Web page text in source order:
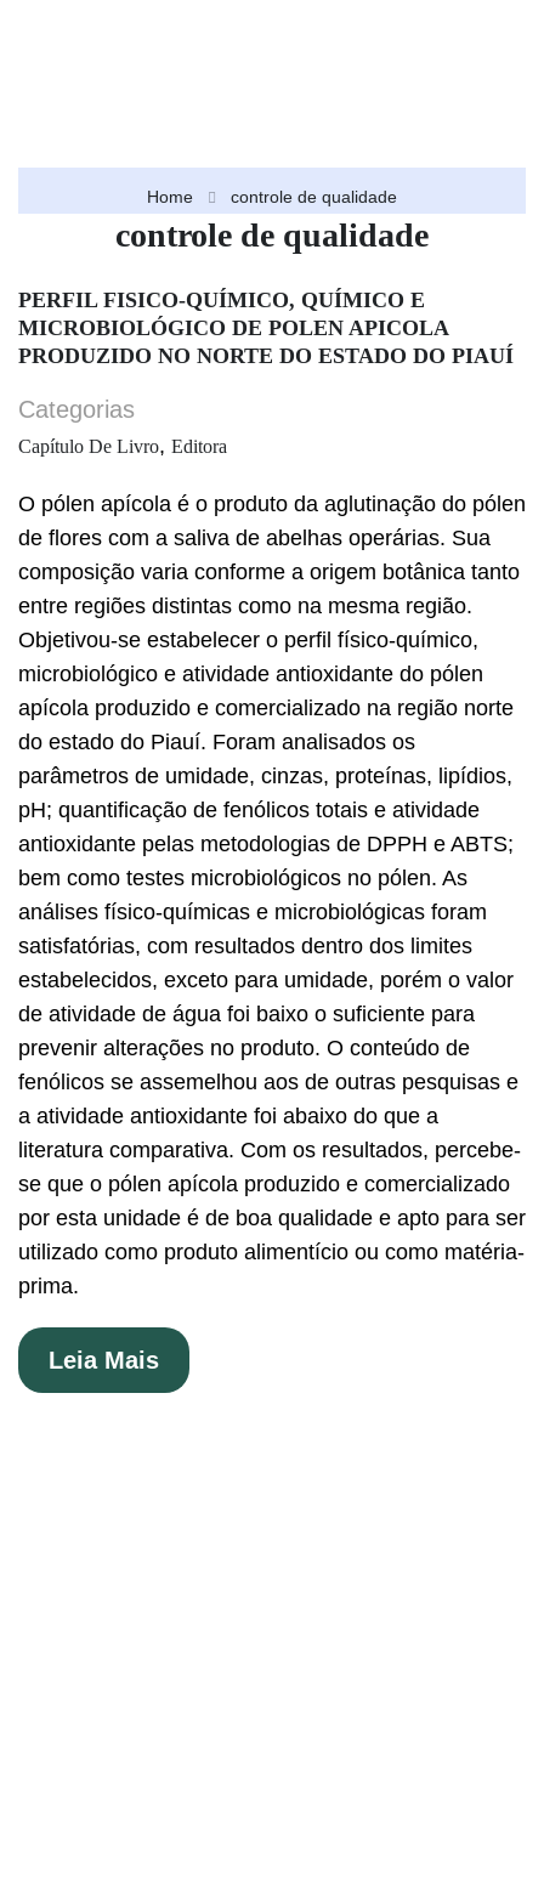
Home controle de qualidade
controle de qualidade
PERFIL FISICO-QUÍMICO, QUÍMICO E
MICROBIOLÓGICO DE POLEN APICOLA
PRODUZIDO NO NORTE DO ESTADO DO PIAUÍ
Categorias
Capítulo De Livro, Editora
O pólen apícola é o produto da aglutinação do pólen
de flores com a saliva de abelhas operárias. Sua
composição varia conforme a origem botânica tanto
entre regiões distintas como na mesma região.
Objetivou-se estabelecer o perfil físico-químico,
microbiológico e atividade antioxidante do pólen
apícola produzido e comercializado na região norte
do estado do Piauí. Foram analisados os
parâmetros de umidade, cinzas, proteínas, lipídios,
pH; quantificação de fenólicos totais e atividade
antioxidante pelas metodologias de DPPH e ABTS;
bem como testes microbiológicos no pólen. As
análises físico-químicas e microbiológicas foram
satisfatórias, com resultados dentro dos limites
estabelecidos, exceto para umidade, porém o valor
de atividade de água foi baixo o suficiente para
prevenir alterações no produto. O conteúdo de
fenólicos se assemelhou aos de outras pesquisas e
a atividade antioxidante foi abaixo do que a
literatura comparativa. Com os resultados, percebe-
se que o pólen apícola produzido e comercializado
por esta unidade é de boa qualidade e apto para ser
utilizado como produto alimentício ou como matéria-
prima.
Leia Mais